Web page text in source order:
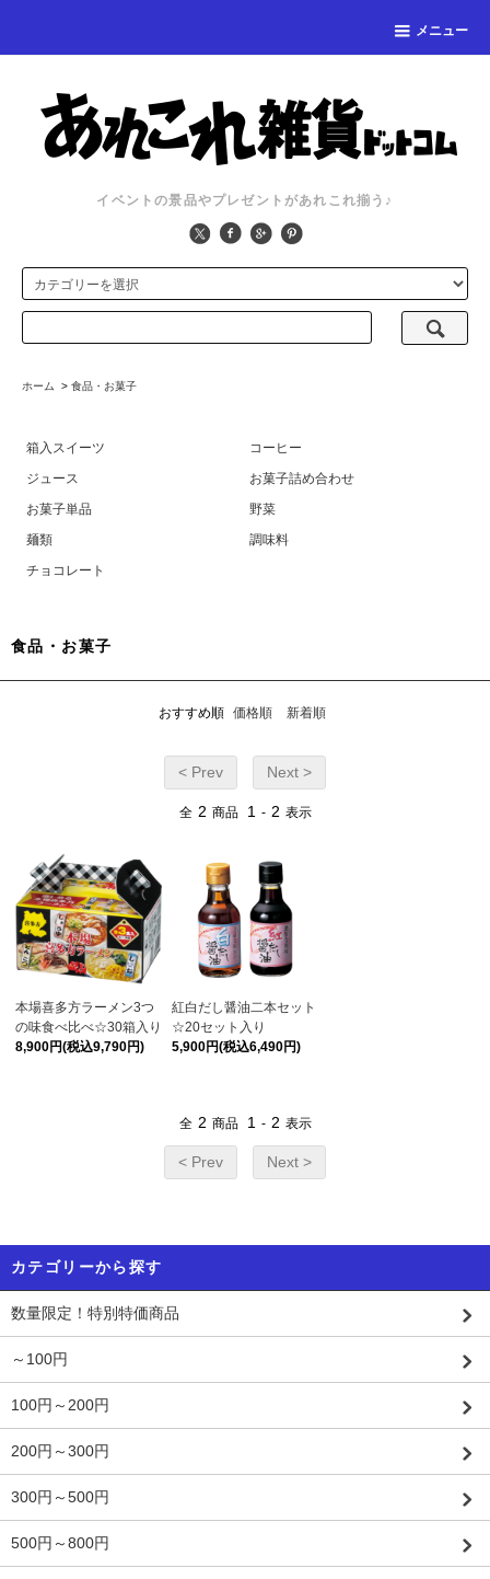
メニュー
イベントの景品やプレゼントがあれこれ揃う♪
ホーム > 食品・お菓子
箱入スイーツ
コーヒー
ジュース
お菓子詰め合わせ
お菓子単品
野菜
麺類
調味料
チョコレート
食品・お菓子
おすすめ順 価格順 新着順
< Prev Next >
全 2 商品 1 - 2 表示
本場喜多方ラーメン3つ
の味食べ比べ☆30箱入り
8,900円(税込9,790円)
紅白だし醤油二本セット
☆20セット入り
5,900円(税込6,490円)
全 2 商品 1 - 2 表示
< Prev Next >
カテゴリーから探す
数量限定！特別特価商品
～100円
100円～200円
200円～300円
300円～500円
500円～800円